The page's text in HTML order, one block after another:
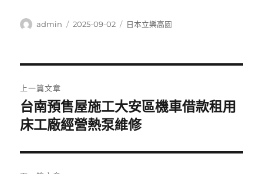
作
admin
發
2025-09-02
分
日本立樂高園
章
導
覽
上一篇文章
上
一
文
章:
台南預售屋施工大安區機車借款租用
床工廠經營熱泵維修